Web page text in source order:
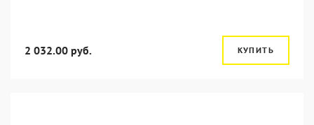
2 032.00 руб. КУПИТЬ